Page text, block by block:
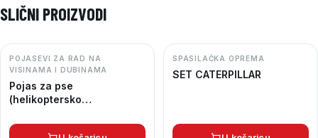
SLIČNI PROIZVODI
POJASEVI ZA RAD NA
VISINAMA I DUBINAMA
Pojas za pse
(helikoptersko
SPASILAČKA OPREMA
SET CATERPILLAR